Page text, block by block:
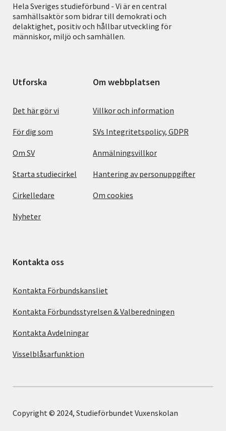
Hela Sveriges studieförbund - Vi är en central
samhällsaktör som bidrar till demokrati och
delaktighet, positiv och hållbar utveckling för
människor, miljö och samhällen.
Utforska
Det här gör vi
För dig som
Om SV
Starta studiecirkel
Cirkelledare
Nyheter
Om webbplatsen
Villkor och information
SVs Integritetspolicy, GDPR
Anmälningsvillkor
Hantering av personuppgifter
Om cookies
Kontakta oss
Kontakta Förbundskansliet
Kontakta Förbundsstyrelsen & Valberedningen
Kontakta Avdelningar
Visselblåsarfunktion
Copyright © 2024, Studieförbundet Vuxenskolan